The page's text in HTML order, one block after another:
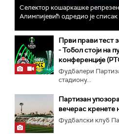
Селектор кошаркашке
Алимпијевић одредио је списак
Први прави тест
- Тобол стоји на
конференције
Фудбалери
стадиону...
Партизан
вечерас кренете
Фудбалски клуб